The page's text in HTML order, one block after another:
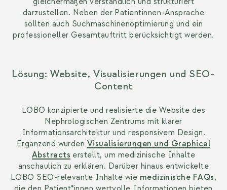
darzustellen. Neben der Patientinnen-Ansprache
sollten auch Suchmaschinenoptimierung und ein
professioneller Gesamtauftritt berücksichtigt werden.
Lösung: Website, Visualisierungen und SEO-
Content
LOBO konzipierte und realisierte die Website des
Nephrologischen Zentrums mit klarer
Informationsarchitektur und responsivem Design.
Ergänzend wurden Visualisierungen und Graphical
Abstracts erstellt, um medizinische Inhalte
anschaulich zu erklären. Darüber hinaus entwickelte
LOBO SEO-relevante Inhalte wie medizinische FAQs,